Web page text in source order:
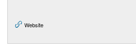
Website